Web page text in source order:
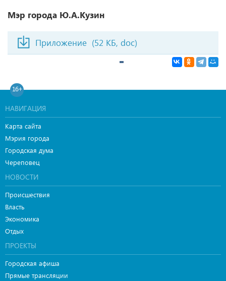
Мэр города Ю.А.Кузин
Приложение (52 КБ, doc)
16+
НАВИГАЦИЯ
Карта сайта
Мэрия города
Городская дума
Череповец
НОВОСТИ
Происшествия
Власть
Экономика
Отдых
ПРОЕКТЫ
Городская афиша
Прямые трансляции